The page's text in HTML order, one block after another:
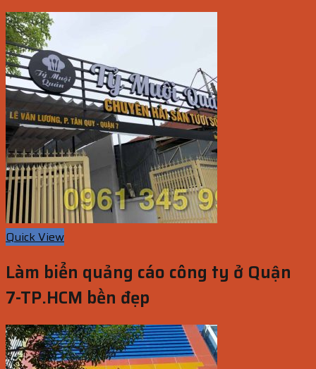
Quick View
Làm biển quảng cáo công ty ở Quận
7-TP.HCM bền đẹp